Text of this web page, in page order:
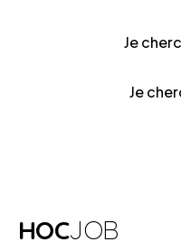
Je
Je
HOCJOB